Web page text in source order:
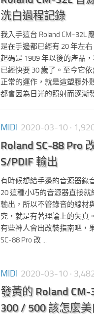
洗白過程記錄
我入手這台 Roland CM-32L
是在手邊都已經有 20 年左
起碼是 1989 年以後的產品
已經快要 30 歲了。至今它
正常的運作，就是這塑膠外
都會因為日光的照射而逐漸發
MIDI 2020-03-10 ·
Roland SC-88 Pro
S/PDIF 輸出
有時候想給手邊的音源器錄
20 這種小巧的音源器直接就
輸出，所以不管錄音的線材
究，就是有著理論上的失真
有些神人會出改裝指南吧，
SC-88 Pro 改 ...
MIDI 2020-03-10 ·
發黃的 Roland
300 / 500 該怎麼